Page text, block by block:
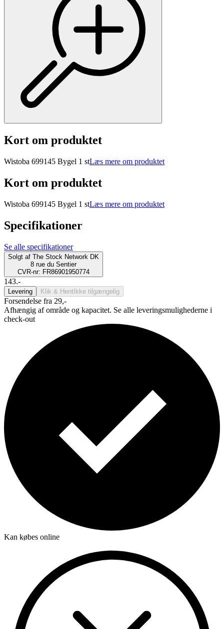
Kort om produktet
Wistoba 699145 Bygel 1 stLæs mere om produktet
Kort om produktet
Wistoba 699145 Bygel 1 stLæs mere om produktet
Specifikationer
Se alle specifikationer
Solgt af The Stock Network DK
8 rue du Sentier
CVR-nr: FR86901950774
143.-
Levering Klik & Hent Ikke tilgængelig
Forsendelse fra 29,-
Afhængig af område og kapacitet. Se alle leveringsmulighederne i
check-out
Kan købes online